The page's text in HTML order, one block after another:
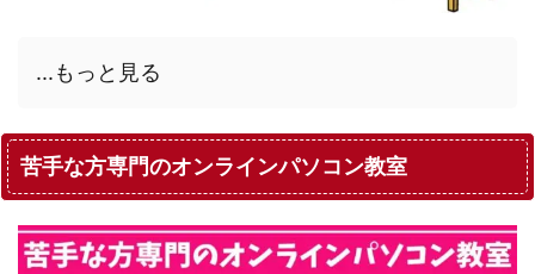
...もっと見る
苦手な方専門のオンラインパソコン教室